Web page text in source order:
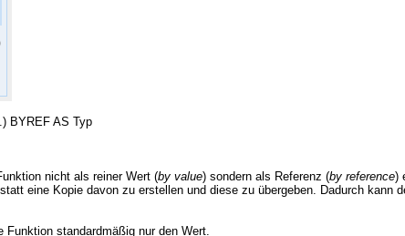
BYREF AS Typ
nicht als reiner Wert (by value) sondern als Referenz (by reference)
eine Kopie davon zu erstellen und diese zu übergeben. Dadurch kann
Funktion standardmäßig nur den Wert.